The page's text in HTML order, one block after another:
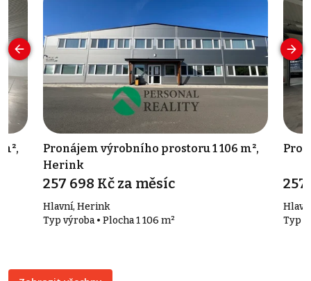
Pronájem výrobního prostoru 1 106 m²,
Herink
257 698 Kč za měsíc
Hlavní, Herink
Typ výroba • Plocha 1 106 m²
257
Typ